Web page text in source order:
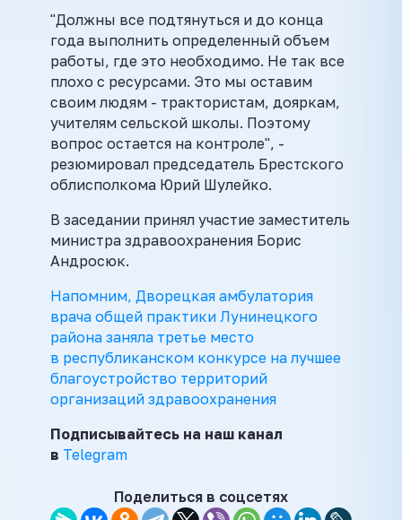
"Должны все подтянуться и до конца
года выполнить определенный объем
работы, где это необходимо. Не так все
плохо с ресурсами. Это мы оставим
своим людям - трактористам, дояркам,
учителям сельской школы. Поэтому
вопрос остается на контроле", -
резюмировал председатель Брестского
облисполкома Юрий Шулейко.
В заседании принял участие заместитель
министра здравоохранения Борис
Андросюк.
Напомним, Дворецкая амбулатория
врача общей практики Лунинецкого
района заняла третье место
в республиканском конкурсе на лучшее
благоустройство территорий
организаций здравоохранения
Подписывайтесь на наш канал
в Telegram
Поделиться в соцсетях